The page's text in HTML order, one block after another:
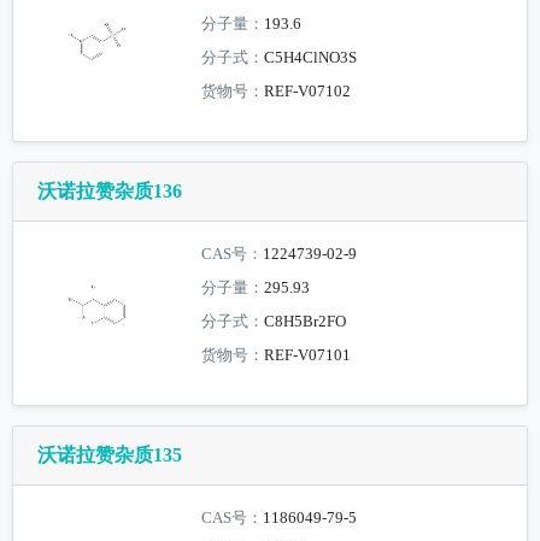
分子量： 193.6
分子式：C5H4ClNO3S
货物号：REF-V07102
沃诺拉赞杂质136
CAS号： 1224739-02-9
分子量：295.93
分子式：C8H5Br2FO
货物号：REF-V07101
沃诺拉赞杂质135
CAS号： 1186049-79-5